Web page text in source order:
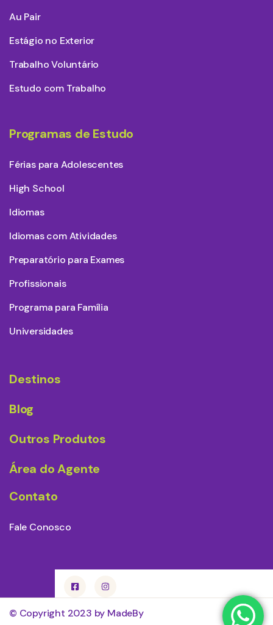
Au Pair
Estágio no Exterior
Trabalho Voluntário
Estudo com Trabalho
Programas de Estudo
Férias para Adolescentes
High School
Idiomas
Idiomas com Atividades
Preparatório para Exames
Profissionais
Programa para Família
Universidades
Destinos
Blog
Outros Produtos
Área do Agente
Contato
Fale Conosco
© Copyright 2023 by MadeBy